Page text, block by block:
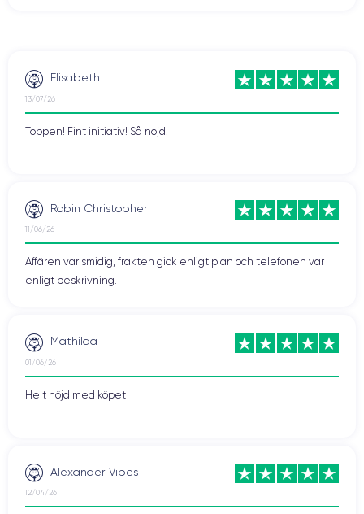
Elisabeth
13/07/26
Toppen! Fint initiativ! Så nöjd!
Robin Christopher
11/06/26
Affären var smidig, frakten gick enligt plan och telefonen var
enligt beskrivning.
Mathilda
01/06/26
Helt nöjd med köpet
Alexander Vibes
12/04/26